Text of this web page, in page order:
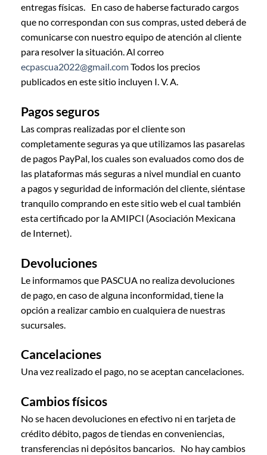
entregas físicas. En caso de haberse facturado cargos
que no correspondan con sus compras, usted deberá de
comunicarse con nuestro equipo de atención al cliente
para resolver la situación. Al correo
ecpascua2022@gmail.comTodos los precios
publicados en este sitio incluyen I. V. A.
Pagos seguros
Las compras realizadas por el cliente son
completamente seguras ya que utilizamos las pasarelas
de pagos PayPal, los cuales son evaluados como dos de
las plataformas más seguras a nivel mundial en cuanto
a pagos y seguridad de información del cliente, siéntase
tranquilo comprando en este sitio web el cual también
esta certificado por la AMIPCI (Asociación Mexicana
de Internet).
Devoluciones
Le informamos que PASCUA no realiza devoluciones
de pago, en caso de alguna inconformidad, tiene la
opción a realizar cambio en cualquiera de nuestras
sucursales.
Cancelaciones
Una vez realizado el pago, no se aceptan cancelaciones.
Cambios físicos
No se hacen devoluciones en efectivo ni en tarjeta de
crédito débito, pagos de tiendas en conveniencias,
transferencias ni depósitos bancarios. No hay cambios